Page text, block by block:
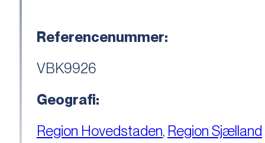
Referencenummer:
VBK9926
Geografi:
Region Hovedstaden, Region Sjælland